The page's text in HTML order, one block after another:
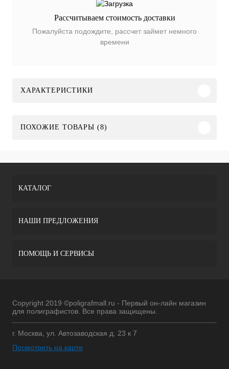
Рассчитываем стоимость доставки
Пожалуйста подождите, рассчет займет немного
времени
ХАРАКТЕРИСТИКИ
ПОХОЖИЕ ТОВАРЫ (8)
КАТАЛОГ
НАШИ ПРЕДЛОЖЕНИЯ
ПОМОЩЬ И СЕРВИСЫ
Copyright 2019 ©poligrafmall.ru - Первый он-лайн магазин
для полиграфистов. Все права защищены.
г. Москва, ул. Автозаводская д. 23 к 7
Посмотреть на карте